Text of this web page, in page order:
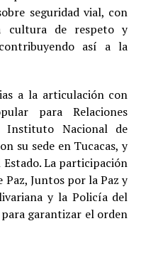
seguridad vial, con
cultura de respeto y
así a la
a la articulación con
para Relaciones
Nacional de
su sede en Tucacas, y
La participación
Paz, Juntos por la Paz y
y la Policía del
garantizar el orden